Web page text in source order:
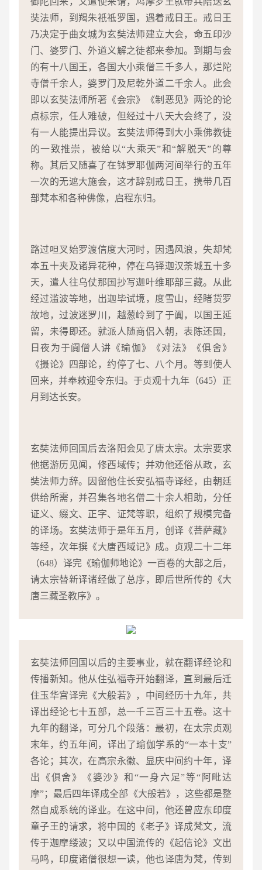
奘法师，到羯朱祇祗罗国，遇着戒日王。戒日王
乃决定于曲女城为玄奘法师建立大会，命五印沙
门、婆罗门、外道义解之徒都来参加。到期与会
的有十八国王，各国大小乘僧三千多人，那烂陀
寺僧千余人，婆罗门及尼乾外道二千余人。此会
即以玄奘法师所著《会宗》《制恶见》两论的论
点标宗，任人难破，但经过十八天大会终了，没
有一人能提出异议。玄奘法师得到大小乘佛教徒
的一致推崇，被给以“大乘天”和“解脱天”的尊
称。其后又随喜了在钵罗耶伽两河间举行的五年
一次的无遮大施会，这才辞别戒日王，携带几百
部梵本和各种佛像，启程东归。
路过呾叉始罗渡信度大河时，因遇风浪，失却梵
本五十夹及诸异花种，停在乌铎迦汉荼城五十多
天，遣人往乌仗那国抄写迦叶维耶部三藏。从此
经过滥波等地，出迦毕试境，度雪山，经睹货罗
故地，过波迷罗川，越葱岭到了于阗，以国王延
留，未得即还。就派人随商侣入朝，表陈还国，
日夜为于阗僧人讲《瑜伽》《对法》《俱舍》
《摄论》四部论，约停了七、八个月。等到使人
回来，并奉敕迎令东归。于贞观十九年（645）正
月到达长安。
玄奘法师回国后去洛阳会见了唐太宗。太宗要求
他据游历见闻，修西域传；并劝他还俗从政，玄
奘法师力辞。因留他住长安弘福寺译经，由朝廷
供给所需，并召集各地名僧二十余人相助，分任
证义、缀文、正字、证梵等职，组织了规模完备
的译场。玄奘法师于是年五月，创译《菩萨藏》
等经，次年撰《大唐西域记》成。贞观二十二年
（648）译完《瑜伽师地论》一百卷的大部之后，
请太宗替新译诸经做了总序，即后世所传的《大
唐三藏圣教序》。
玄奘法师回国以后的主要事业，就在翻译经论和
传播新知。他从住弘福寺开始翻译，直到最后迁
住玉华宫译完《大般若》，中间经历十九年，共
译出经论七十五部，总一千三百三十五卷。这十
九年的翻译，可分几个段落：最初，在太宗贞观
末年，约五年间，译出了瑜伽学系的“一本十支”
各论；其次，在高宗永徽、显庆中间约十年，译
出《俱舍》《婆沙》和“一身六足”等“阿毗达
摩”；最后四年译成全部《大般若》，这些都是整
然自成系统的译业。在这中间，他还曾应东印度
童子王的请求，将中国的《老子》译成梵文，流
传于迦摩缕波；又以中国流传的《起信论》文出
马鸣，印度诸僧很想一读，他也译唐为梵，传到